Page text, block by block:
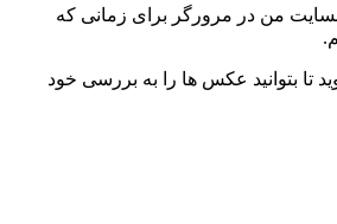
من در مرورگر برای زمانی که
تا بتوانید عکس ها را به بررسی خود